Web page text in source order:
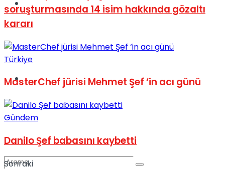
Spor
Podcast
soruşturmasında 14 isim hakkında gözaltı
kararı
Türkiye
MasterChef jürisi Mehmet Şef ‘in acı günü
Gündem
Danilo Şef babasını kaybetti
Sonraki